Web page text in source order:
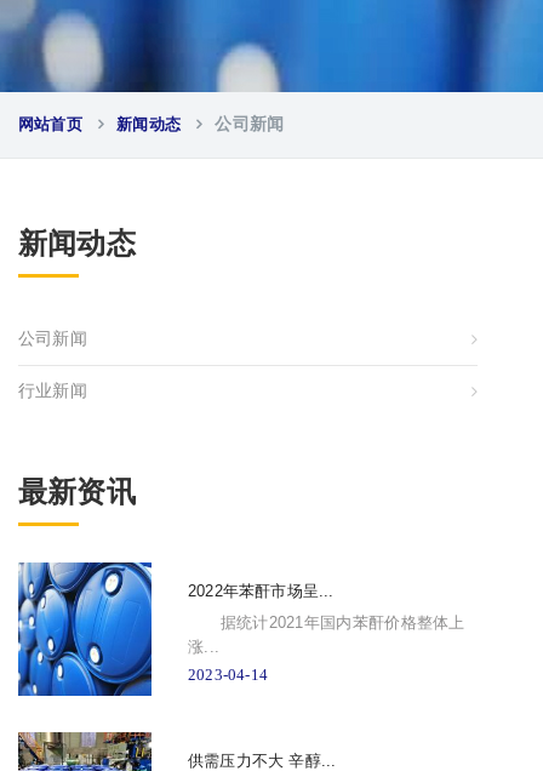
网站首页 新闻动态 公司新闻
新闻动态
公司新闻
行业新闻
最新资讯
2022年苯酐市场呈...
据统计2021年国内苯酐价格整体上
涨...
2023-04-14
供需压力不大 辛醇...